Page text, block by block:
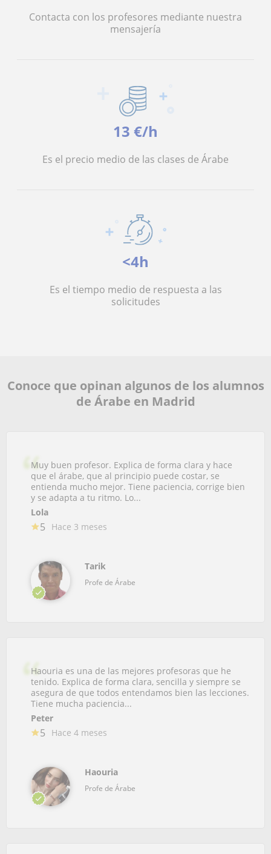
Contacta con los profesores mediante nuestra
mensajería
13 €/h
Es el precio medio de las clases de Árabe
<4h
Es el tiempo medio de respuesta a las
solicitudes
Conoce que opinan algunos de los alumnos
de Árabe en Madrid
Muy buen profesor. Explica de forma clara y hace
que el árabe, que al principio puede costar, se
entienda mucho mejor. Tiene paciencia, corrige bien
y se adapta a tu ritmo. Lo...
Lola
5 Hace 3 meses
Tarik
Profe de Árabe
Haouria es una de las mejores profesoras que he
tenido. Explica de forma clara, sencilla y siempre se
asegura de que todos entendamos bien las lecciones.
Tiene mucha paciencia...
Peter
5 Hace 4 meses
Haouria
Profe de Árabe